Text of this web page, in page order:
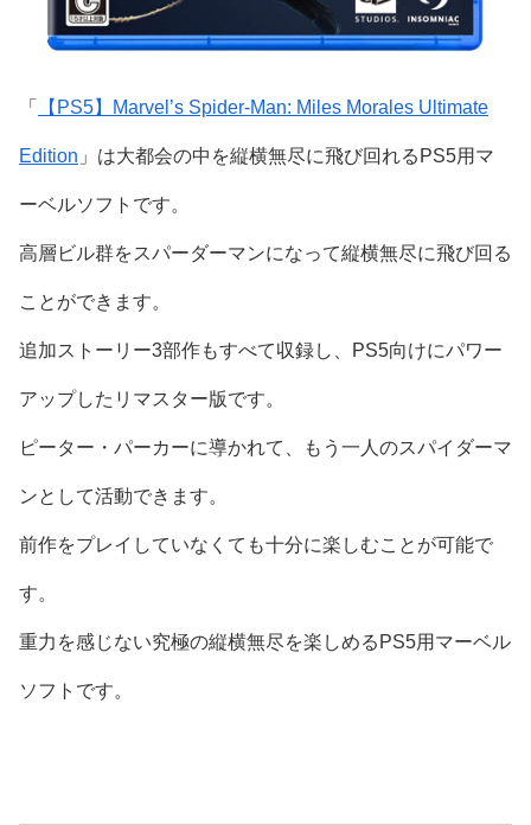
「 【PS5】Marvel’s Spider-Man: Miles Morales Ultimate
Edition 」は大都会の中を縦横無尽に飛び回れるPS5用マ
ーベルソフトです。
高層ビル群をスパーダーマンになって縦横無尽に飛び回る
ことができます。
追加ストーリー3部作もすべて収録し、PS5向けにパワー
アップしたリマスター版です。
ピーター・パーカーに導かれて、もう一人のスパイダーマ
ンとして活動できます。
前作をプレイしていなくても十分に楽しむことが可能で
す。
重力を感じない究極の縦横無尽を楽しめるPS5用マーベル
ソフトです。